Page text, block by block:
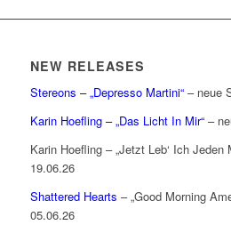
NEW RELEASES
Stereons – „Depresso Martini“– neue
Karin Hoefling – „Das Licht In Mir“–
Karin Hoefling – „Jetzt Leb‘ Ich Jeden
19.06.26
Shattered Hearts – „Good Morning
05.06.26